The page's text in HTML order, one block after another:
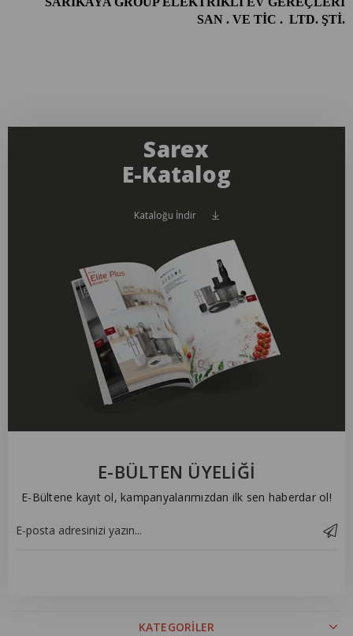
SAN . VE TİC . LTD. ŞTİ.
Sarex
E-Katalog
Kataloğu İndir
E-BÜLTEN ÜYELİĞİ
E-Bültene kayıt ol, kampanyalarımızdan ilk sen haberdar ol!
KATEGORİLER